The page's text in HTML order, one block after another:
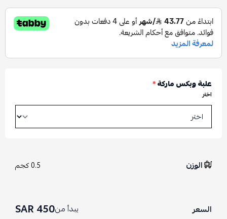
علبة وبكس ماركة*
اختر
الوزن 0.5 كجم
السعر يبدأ من450 SAR